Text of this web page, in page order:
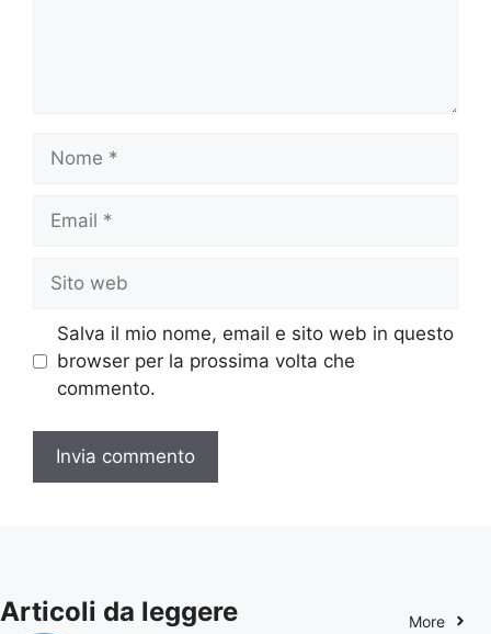
Nome
Email
Sito
web
Salva il mio nome, email e sito web in questo
browser per la prossima volta che
commento.
Articoli da leggere More